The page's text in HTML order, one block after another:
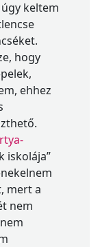
keltem
hogy
ehhez
iskolája”
mert a
nem